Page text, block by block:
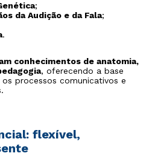
;
da Audição e da Fala;
.
conhecimentos de anatomia,
, oferecendo a base
processos comunicativos e
flexível,